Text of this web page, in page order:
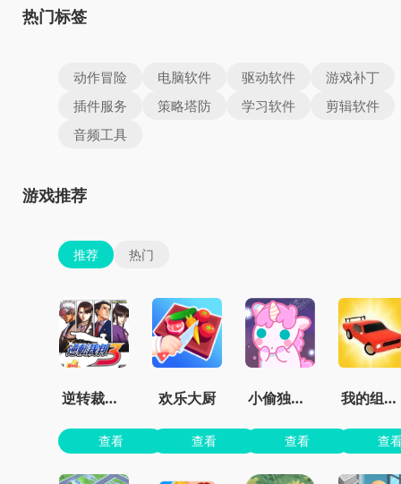
热门标签
动作冒险 电脑软件 驱动软件
游戏补丁
插件服务
策略塔防 学习软件
剪辑软件
音频工具
游戏推荐
推荐 热门
逆转裁判3汉化版虫虫助手
查看
欢乐大厨
查看
小偷独角兽免费
查看
我的组装车
查